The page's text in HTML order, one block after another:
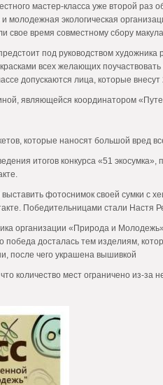
мастер-класса уже второй
молодежная экологическая
свое время совместному сбору
под руководством художника
всех желающих
допускаются лица, которые
являющейся координатором
которые наносят большой вред
итогов конкурса «51
фотоснимок своей сумки с
Победительницами стали Настя
организации «Природа и
досталась тем изделиям,
после чего украшена вышивкой
количество мест ограничено из-